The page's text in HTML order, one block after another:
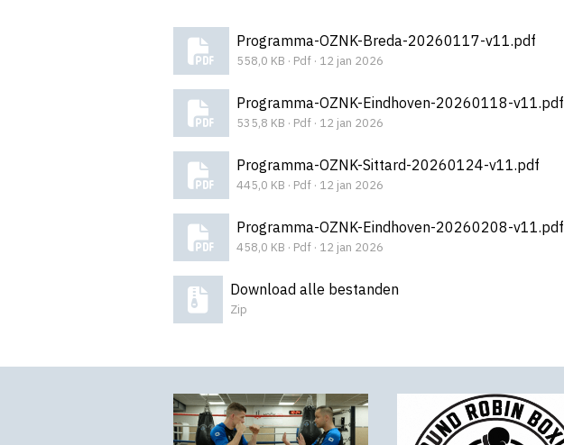
Programma-OZNK-Breda-20260117-v11.pdf
558,0 KB · Pdf · 12 jan 2026
Programma-OZNK-Eindhoven-20260118-v11.pdf
535,8 KB · Pdf · 12 jan 2026
Programma-OZNK-Sittard-20260124-v11.pdf
445,0 KB · Pdf · 12 jan 2026
Programma-OZNK-Eindhoven-20260208-v11.pdf
458,0 KB · Pdf · 12 jan 2026
Download alle bestanden
Zip